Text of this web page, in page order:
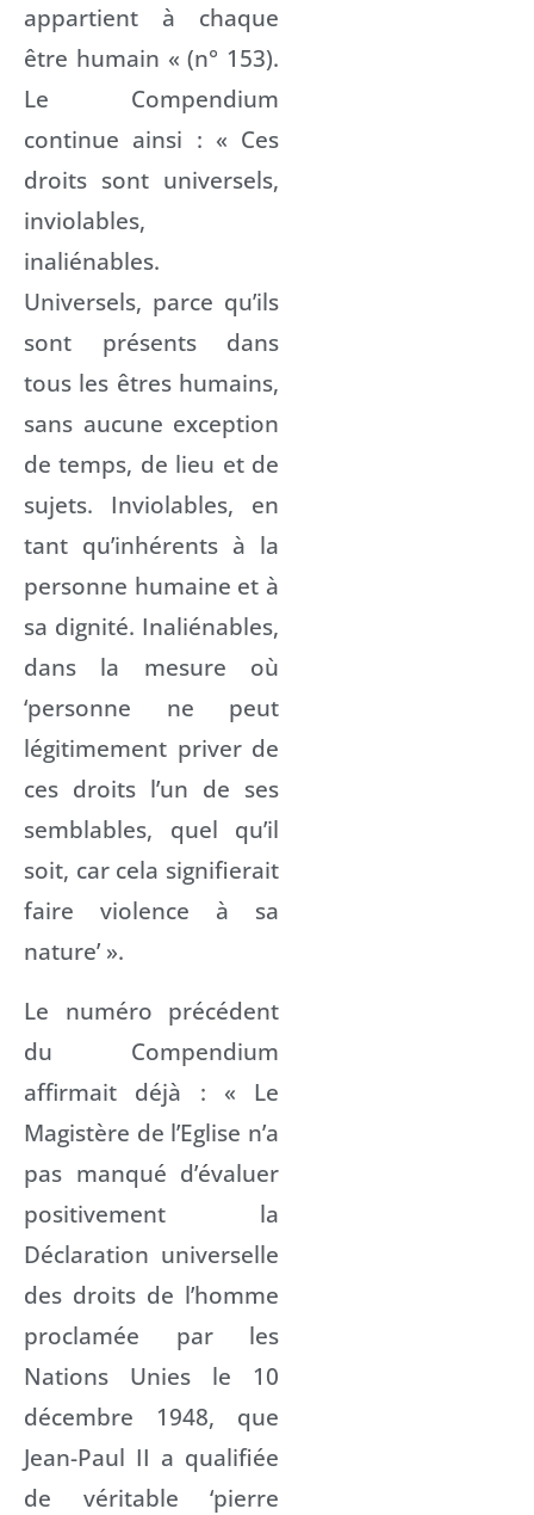
appartient à chaque
être humain « (n° 153).
Le Compendium
continue ainsi : « Ces
droits sont universels,
inviolables,
inaliénables.
Universels, parce qu’ils
sont présents dans
tous les êtres humains,
sans aucune exception
de temps, de lieu et de
sujets. Inviolables, en
tant qu’inhérents à la
personne humaine et à
sa dignité. Inaliénables,
dans la mesure où
‘personne ne peut
légitimement priver de
ces droits l’un de ses
semblables, quel qu’il
soit, car cela signifierait
faire violence à sa
nature’ ».
Le numéro précédent
du Compendium
affirmait déjà : « Le
Magistère de l’Eglise n’a
pas manqué d’évaluer
positivement la
Déclaration universelle
des droits de l’homme
proclamée par les
Nations Unies le 10
décembre 1948, que
Jean-Paul II a qualifiée
de véritable ‘pierre